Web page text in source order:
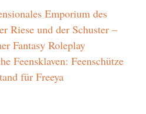
Emporium des
Riese und der Schuster –
Fantasy Roleplay
Feensklaven: Feenschütze
für Freeya